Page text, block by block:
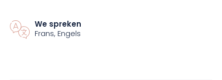
L.a Bûcheronne ligt op de top van de berg. Het is 5 minuten
lopen via een steil bospad. De bevoorrechte locatie biedt een
prachtig uitzicht op de zonsopgang vanaf het terras. Het terras
We spreken
Frans, Engels